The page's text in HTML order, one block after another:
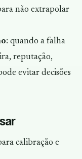
não extrapolar
: quando a falha
reputação,
evitar decisões
calibração e